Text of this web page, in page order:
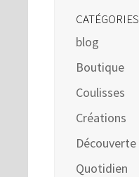
CATÉGORIES
blog
Boutique
Coulisses
Créations
Découverte
Quotidien